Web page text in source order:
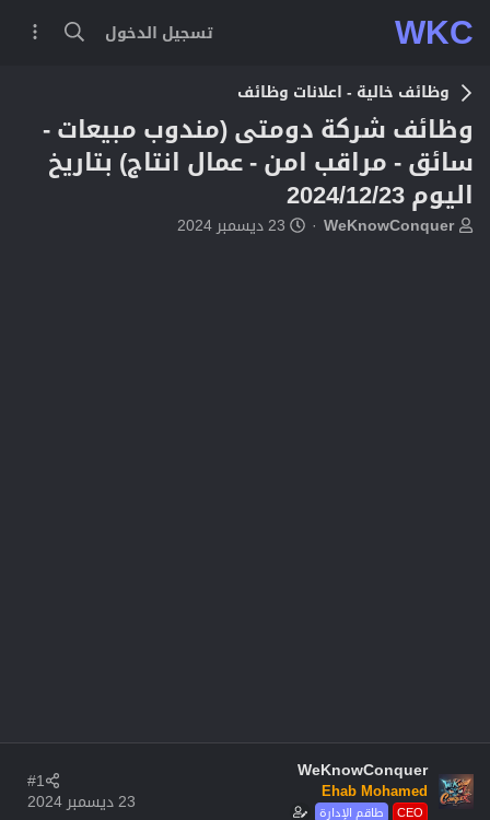
WKC تسجيل الدخول
وظائف خالية - اعلانات وظائف
وظائف شركة دومتى (مندوب مبيعات -
سائق - مراقب امن - عمال انتاج) بتاريخ
اليوم 2024/12/23
بWeKnowConquer
ت23 ديسمبر 2024
WeKnowConquer
Ehab Mohamed
طاقم الإدارة CEO
23 ديسمبر 2024
#1